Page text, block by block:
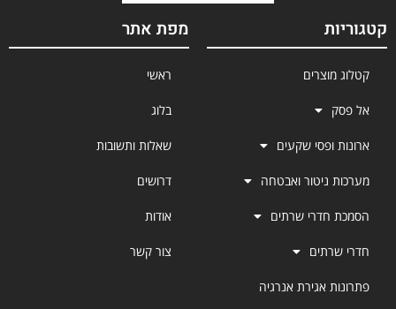
קטגוריות
קטלוג מוצרים
אל פסק
ארונות ופסי שקעים
מערכות ניטור ואבטחה
הסמכת חדרי שרתים
חדרי שרתים
פתרונות אגירת אנרגיה
מפת אתר
ראשי
בלוג
שאלות ותשובות
דרושים
אודות
צור קשר